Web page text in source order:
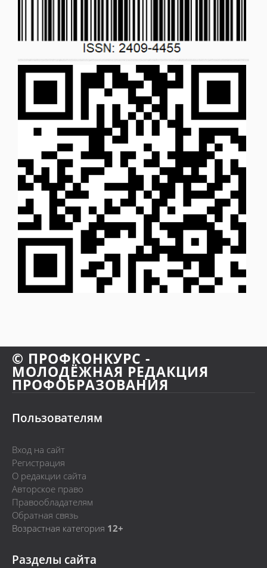
© ПРОФКОНКУРС -
МОЛОДЁЖНАЯ РЕДАКЦИЯ
ПРОФОБРАЗОВАНИЯ
Пользователям
Вход на сайт
Регистрация
О редакции сайта
Авторское право
Правообладателям
Обратная связь
Возрастная категория 12+
Разделы сайта